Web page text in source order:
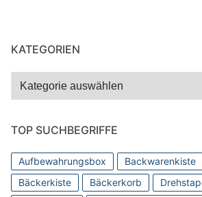
KATEGORIEN
Kategorien
TOP SUCHBEGRIFFE
Aufbewahrungsbox Backwarenkiste
Bäckerkiste
Bäckerkorb